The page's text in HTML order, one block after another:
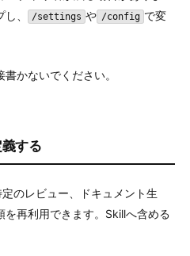
、
/settings や /config で変
かないでください。
する
のレビュー、ドキュメント生
再利用できます。Skillへ含める